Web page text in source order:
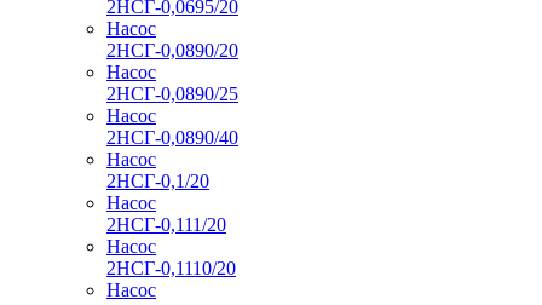
2НСГ-0,0695/20
Насос
2НСГ-0,0890/20
Насос
2НСГ-0,0890/25
Насос
2НСГ-0,0890/40
Насос
2НСГ-0,1/20
Насос
2НСГ-0,111/20
Насос
2НСГ-0,1110/20
Насос